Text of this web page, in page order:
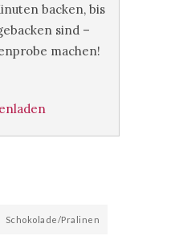
backen, bis
sind –
machen!
Schokolade/Pralinen